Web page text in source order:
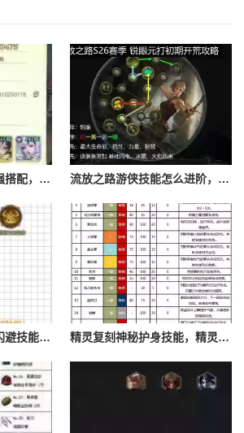
上古王冠五系阵容最强搭配，上古王冠五星排行 流放之路游侠技能怎么进阶，流放之路游侠技能怎么进阶的
闪避技能怎么处罚，闪避技能怎么处罚队友 精灵复刻神秘护身技能，精灵复刻攻略